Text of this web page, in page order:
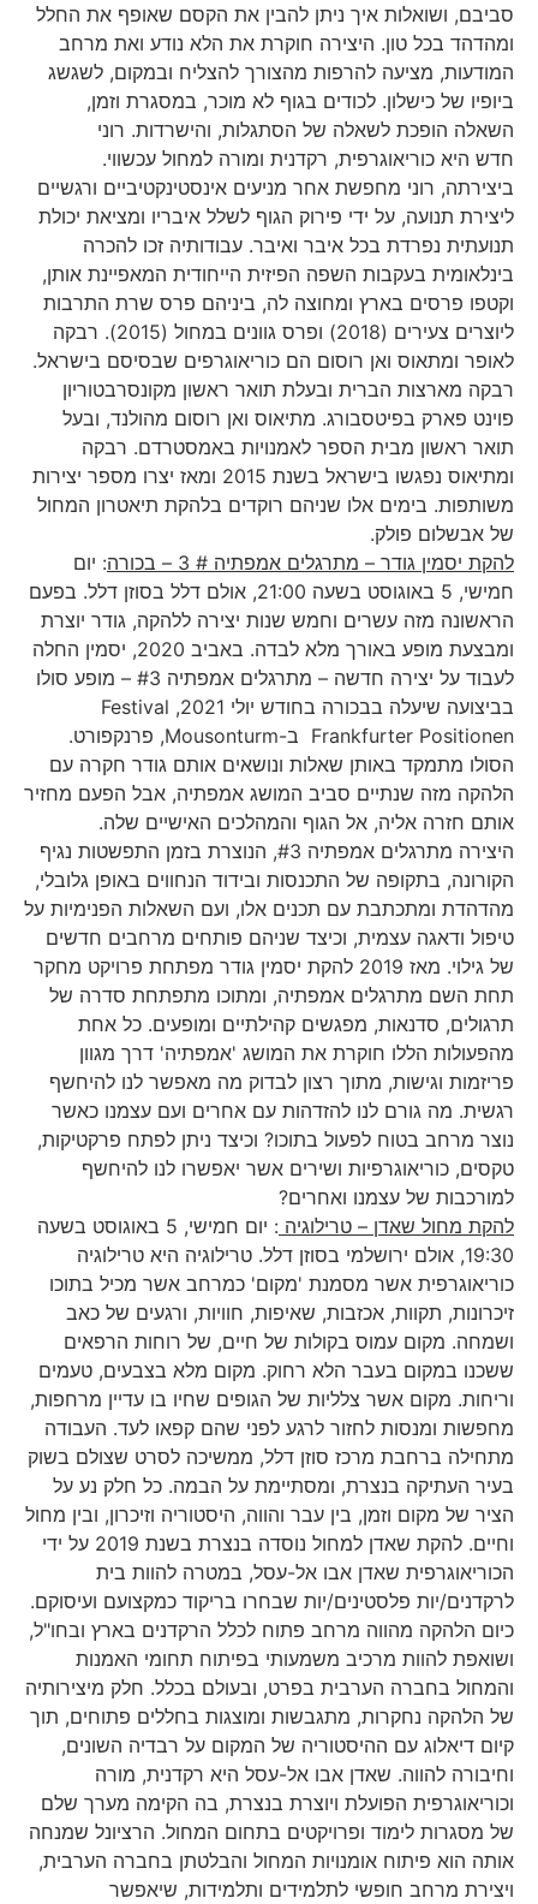
סביבם, ושואלות איך ניתן להבין את הקסם שאופף את החלל
ומהדהד בכל טון. היצירה חוקרת את הלא נודע ואת מרחב
המודעות, מציעה להרפות מהצורך להצליח ובמקום, לשגשג
ביופיו של כישלון. לכודים בגוף לא מוכר, במסגרת וזמן,
השאלה הופכת לשאלה של הסתגלות, והישרדות. רוני
חדש היא כוריאוגרפית, רקדנית ומורה למחול עכשווי.
ביצירתה, רוני מחפשת אחר מניעים אינסטינקטיביים ורגשיים
ליצירת תנועה, על ידי פירוק הגוף לשלל איבריו ומציאת יכולת
תנועתית נפרדת בכל איבר ואיבר. עבודותיה זכו להכרה
בינלאומית בעקבות השפה הפיזית הייחודית המאפיינת אותן,
וקטפו פרסים בארץ ומחוצה לה, ביניהם פרס שרת התרבות
ליוצרים צעירים (2018) ופרס גוונים במחול (2015). רבקה
לאופר ומתאוס ואן רוסום הם כוריאוגרפים שבסיסם בישראל.
רבקה מארצות הברית ובעלת תואר ראשון מקונסרבטוריון
פוינט פארק בפיטסבורג. מתיאוס ואן רוסום מהולנד, ובעל
תואר ראשון מבית הספר לאמנויות באמסטרדם. רבקה
ומתיאוס נפגשו בישראל בשנת 2015 ומאז יצרו מספר יצירות
משותפות. בימים אלו שניהם רוקדים בלהקת תיאטרון המחול
של אבשלום פולק.
להקת יסמין גודר – מתרגלים אמפתיה # 3
– בכורה: יום
חמישי, 5 באוגוסט בשעה 21:00, אולם דלל בסוזן דלל. בפעם
הראשונה מזה עשרים וחמש שנות יצירה ללהקה, גודר יוצרת
ומבצעת מופע באורך מלא לבדה. באביב 2020, יסמין החלה
לעבוד על יצירה חדשה – מתרגלים אמפתיה #3 – מופע סולו
בביצועה שיעלה בבכורה בחודש יולי 2021, Festival
Frankfurter Positionen ב-Mousonturm, פרנקפורט.
הסולו מתמקד באותן שאלות ונושאים אותם גודר חקרה עם
הלהקה מזה שנתיים סביב המושג אמפתיה, אבל הפעם מחזיר
אותם חזרה אליה, אל הגוף והמהלכים האישיים שלה.
היצירה מתרגלים אמפתיה #3, הנוצרת בזמן התפשטות נגיף
הקורונה, בתקופה של התכנסות ובידוד הנחווים באופן גלובלי,
מהדהדת ומתכתבת עם תכנים אלו, ועם השאלות הפנימיות על
טיפול ודאגה עצמית, וכיצד שניהם פותחים מרחבים חדשים
של גילוי. מאז 2019 להקת יסמין גודר מפתחת פרויקט מחקר
תחת השם מתרגלים אמפתיה, ומתוכו מתפתחת סדרה של
תרגולים, סדנאות, מפגשים קהילתיים ומופעים. כל אחת
מהפעולות הללו חוקרת את המושג 'אמפתיה' דרך מגוון
פריזמות וגישות, מתוך רצון לבדוק מה מאפשר לנו להיחשף
רגשית. מה גורם לנו להזדהות עם אחרים ועם עצמנו כאשר
נוצר מרחב בטוח לפעול בתוכו? וכיצד ניתן לפתח פרקטיקות,
טקסים, כוריאוגרפיות ושירים אשר יאפשרו לנו להיחשף
למורכבות של עצמנו ואחרים?
להקת מחול שאדן – טרילוגיה
: יום חמישי, 5 באוגוסט בשעה
19:30, אולם ירושלמי בסוזן דלל. טרילוגיה היא טרילוגיה
כוריאוגרפית אשר מסמנת 'מקום' כמרחב אשר מכיל בתוכו
זיכרונות, תקוות, אכזבות, שאיפות, חוויות, ורגעים של כאב
ושמחה. מקום עמוס בקולות של חיים, של רוחות הרפאים
ששכנו במקום בעבר הלא רחוק. מקום מלא בצבעים, טעמים
וריחות. מקום אשר צלליות של הגופים שחיו בו עדיין מרחפות,
מחפשות ומנסות לחזור לרגע לפני שהם קפאו לעד. העבודה
מתחילה ברחבת מרכז סוזן דלל, ממשיכה לסרט שצולם בשוק
בעיר העתיקה בנצרת, ומסתיימת על הבמה. כל חלק נע על
הציר של מקום וזמן, בין עבר והווה, היסטוריה וזיכרון, ובין מחול
וחיים. להקת שאדן למחול נוסדה בנצרת בשנת 2019 על ידי
הכוריאוגרפית שאדן אבו אל-עסל, במטרה להוות בית
לרקדנים/יות פלסטינים/יות שבחרו בריקוד כמקצועם ועיסוקם.
כיום הלהקה מהווה מרחב פתוח לכלל הרקדנים בארץ ובחו"ל,
ושואפת להוות מרכיב משמעותי בפיתוח תחומי האמנות
והמחול בחברה הערבית בפרט, ובעולם בכלל. חלק מיצירותיה
של הלהקה נחקרות, מתגבשות ומוצגות בחללים פתוחים, תוך
קיום דיאלוג עם ההיסטוריה של המקום על רבדיה השונים,
וחיבורה להווה. שאדן אבו אל-עסל היא רקדנית, מורה
וכוריאוגרפית הפועלת ויוצרת בנצרת, בה הקימה מערך שלם
של מסגרות לימוד ופרויקטים בתחום המחול. הרציונל שמנחה
אותה הוא פיתוח אומנויות המחול והבלטתן בחברה הערבית,
ויצירת מרחב חופשי לתלמידים ותלמידות, שיאפשר